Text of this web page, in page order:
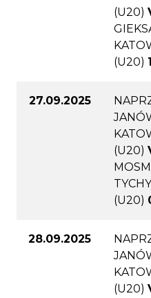
(U20)
(U20)
27.09.2025
(U20)
MOSM
TYCHY
(U20)
28.09.2025
(U20)